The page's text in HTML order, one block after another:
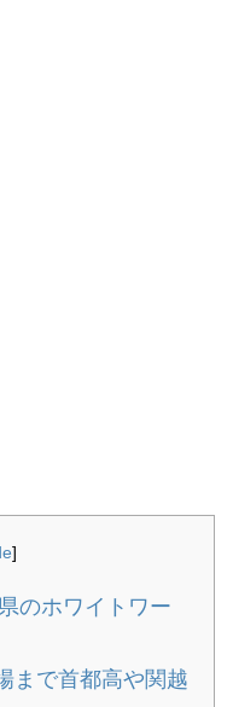
]
のホワイトワー
まで首都高や関越